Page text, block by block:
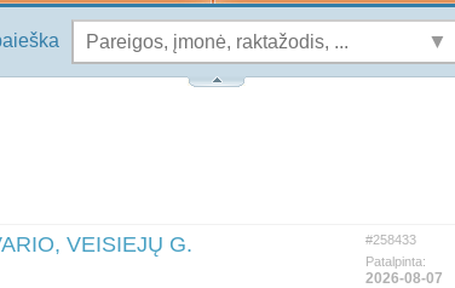
VEISIEJŲ G.
#258433
Patalpinta:
2026-08-07